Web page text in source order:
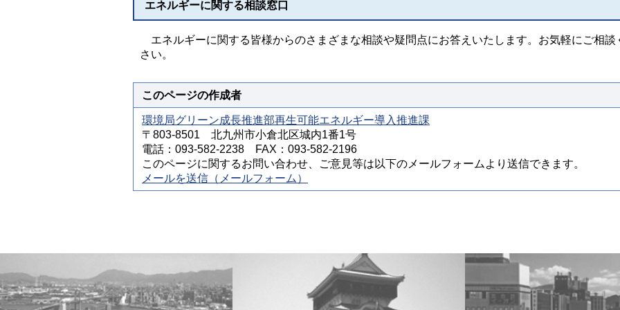
エネルギーに関する相談窓口
エネルギーに関する皆様からのさまざまな相談や疑問点にお答えいたします。お気軽にご相談
さい。
このページの作成者
環境局グリーン成長推進部再生可能エネルギー導入推進課
〒803-8501 北九州市小倉北区城内1番1号
電話：093-582-2238 FAX：093-582-2196
このページに関するお問い合わせ、ご意見等は以下のメールフォームより送信できます。
メールを送信（メールフォーム）